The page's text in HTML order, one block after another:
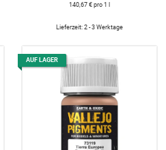
140,67 € pro 1 l
Lieferzeit: 2 - 3 Werktage
AUF LAGER